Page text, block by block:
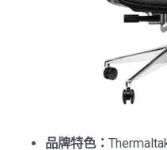
品牌特色：